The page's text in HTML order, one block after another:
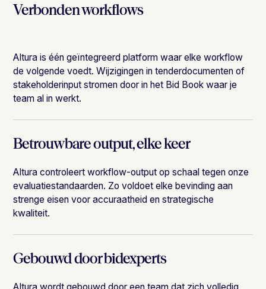
Verbonden workflows
Altura is één geïntegreerd platform waar elke workflow
de volgende voedt. Wijzigingen in tenderdocumenten of
stakeholderinput stromen door in het Bid Book waar je
team al in werkt.
Betrouwbare output, elke keer
Altura controleert workflow-output op schaal tegen onze
evaluatiestandaarden. Zo voldoet elke bevinding aan
strenge eisen voor accuraatheid en strategische
kwaliteit.
Gebouwd door bidexperts